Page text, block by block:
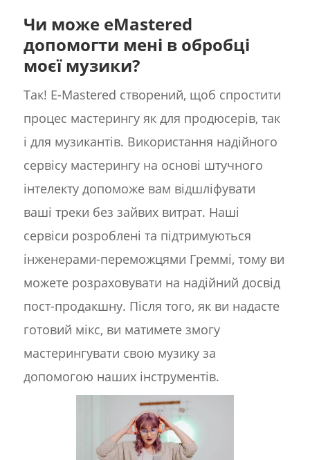
Чи може eMastered
допомогти мені в обробці
моєї музики?
Так! E-Mastered створений, щоб спростити
процес мастерингу як для продюсерів, так
і для музикантів. Використання надійного
сервісу мастерингу на основі штучного
інтелекту допоможе вам відшліфувати
ваші треки без зайвих витрат. Наші
сервіси розроблені та підтримуються
інженерами-переможцями Греммі, тому ви
можете розраховувати на надійний досвід
пост-продакшну. Після того, як ви надасте
готовий мікс, ви матимете змогу
мастерингувати свою музику за
допомогою наших інструментів.